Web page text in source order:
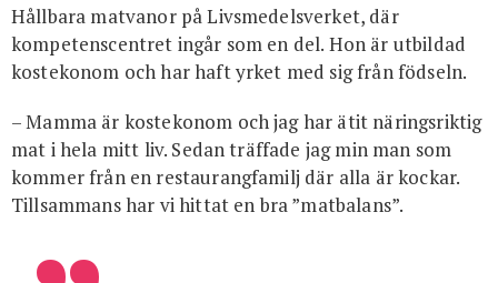
Hållbara matvanor på Livsmedelsverket, där
kompetenscentret ingår som en del. Hon är utbildad
kostekonom och har haft yrket med sig från födseln.
– Mamma är kostekonom och jag har ätit näringsriktig
mat i hela mitt liv. Sedan träffade jag min man som
kommer från en restaurangfamilj där alla är kockar.
Tillsammans har vi hittat en bra ”matbalans”.